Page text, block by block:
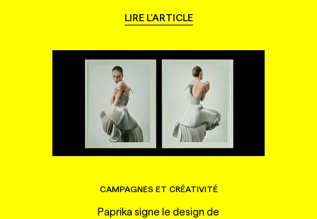
LIRE L'ARTICLE
CAMPAGNES ET CRÉATIVITÉ
Paprika signe le design de